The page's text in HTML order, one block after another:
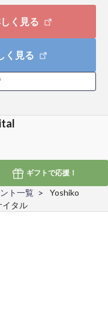
く見る
く見る
ギフトで応援！
ト一覧
Yoshiko
イタル